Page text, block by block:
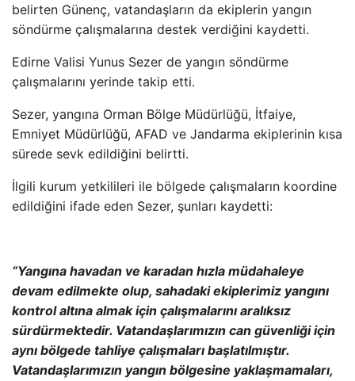
belirten Günenç, vatandaşların da ekiplerin yangın
söndürme çalışmalarına destek verdiğini kaydetti.
Edirne Valisi Yunus Sezer de yangın söndürme
çalışmalarını yerinde takip etti.
Sezer, yangına Orman Bölge Müdürlüğü, İtfaiye,
Emniyet Müdürlüğü, AFAD ve Jandarma ekiplerinin kısa
sürede sevk edildiğini belirtti.
İlgili kurum yetkilileri ile bölgede çalışmaların koordine
edildiğini ifade eden Sezer, şunları kaydetti:
“Yangına havadan ve karadan hızla müdahaleye
devam edilmekte olup, sahadaki ekiplerimiz yangını
kontrol altına almak için çalışmalarını aralıksız
sürdürmektedir. Vatandaşlarımızın can güvenliği için
aynı bölgede tahliye çalışmaları başlatılmıştır.
Vatandaşlarımızın yangın bölgesine yaklaşmamaları,